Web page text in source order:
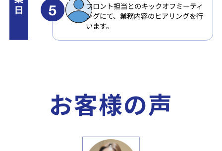
フロント担当とのキックオフミーティ
ングにて、業務内容のヒアリングを行
います。
お客様の声